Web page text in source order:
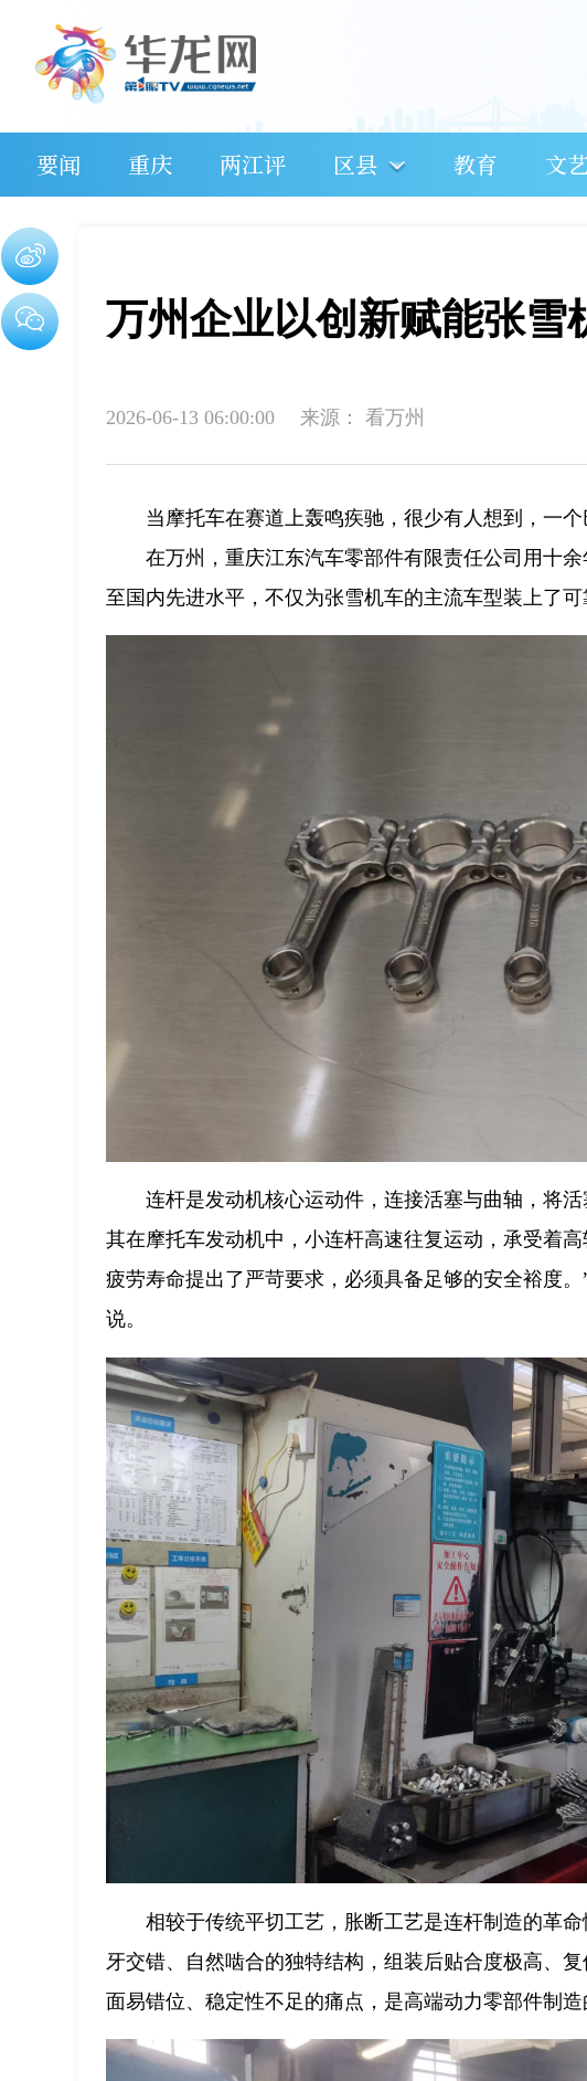
要闻 重庆 两江评 区县 教育 文艺
万州企业以创新赋能张雪
2026-06-13 06:00:00 来源： 看万州
当摩托车在赛道上轰鸣疾驰，很少有人想到，一
在万州，重庆江东汽车零部件有限责任公司用十
至国内先进水平，不仅为张雪机车的主流车型装上了
连杆是发动机核心运动件，连接活塞与曲轴，将
其在摩托车发动机中，小连杆高速往复运动，承受着
疲劳寿命提出了严苛要求，必须具备足够的安全裕度
说。
相较于传统平切工艺，胀断工艺是连杆制造的革
牙交错、自然啮合的独特结构，组装后贴合度极高、
面易错位、稳定性不足的痛点，是高端动力零部件制造